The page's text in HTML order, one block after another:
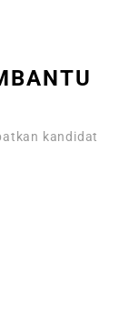
kandidat